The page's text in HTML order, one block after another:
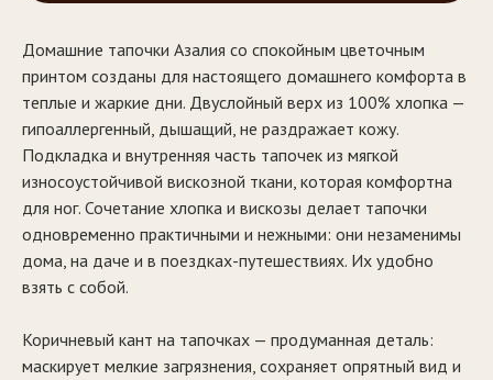
Домашние тапочки Азалия со спокойным цветочным
принтом созданы для настоящего домашнего комфорта в
теплые и жаркие дни. Двуслойный верх из 100% хлопка —
гипоаллергенный, дышащий, не раздражает кожу.
Подкладка и внутренняя часть тапочек из мягкой
износоустойчивой вискозной ткани, которая комфортна
для ног. Сочетание хлопка и вискозы делает тапочки
одновременно практичными и нежными: они незаменимы
дома, на даче и в поездках-путешествиях. Их удобно
взять с собой.
Коричневый кант на тапочках — продуманная деталь:
маскирует мелкие загрязнения, сохраняет опрятный вид и